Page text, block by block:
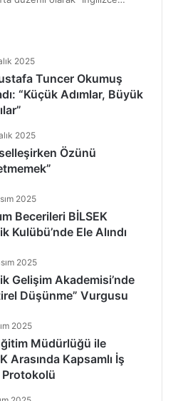
2025
Tuncer Okumuş
“Küçük Adımlar, Büyük
2025
Özünü
2025
Becerileri BİLSEK
Kulübü’nde Ele Alındı
2025
Gelişim Akademisi’nde
Düşünme” Vurgusu
2025
Müdürlüğü ile
Arasında Kapsamlı İş